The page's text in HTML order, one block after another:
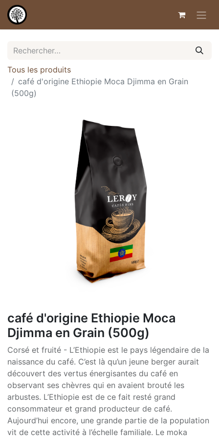
Tous les produits
café d'origine Ethiopie Moca Djimma en Grain
(500g)
café d'origine Ethiopie Moca
Djimma en Grain (500g)
Corsé et fruité - L’Ethiopie est le pays légendaire de la
naissance du café. C’est là qu’un jeune berger aurait
découvert des vertus énergisantes du café en
observant ses chèvres qui en avaient brouté les
arbustes. L’Ethiopie est de ce fait resté grand
consommateur et grand producteur de café.
Aujourd’hui encore, une grande partie de la population
vit de cette activité à l’échelle familiale. Le moka